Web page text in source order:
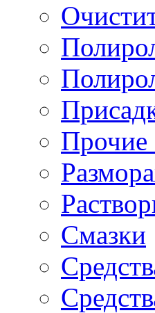
Прочие
Смазки